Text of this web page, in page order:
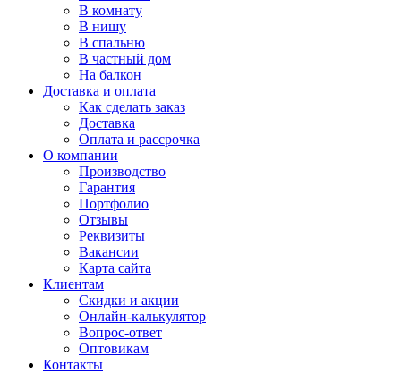
В комнату
В нишу
В спальню
В частный дом
На балкон
Доставка и оплата
Как сделать заказ
Доставка
Оплата и рассрочка
О компании
Производство
Гарантия
Портфолио
Отзывы
Реквизиты
Вакансии
Карта сайта
Клиентам
Скидки и акции
Онлайн-калькулятор
Вопрос-ответ
Оптовикам
Контакты